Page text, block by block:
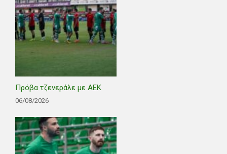
Πρόβα τζενεράλε με ΑΕΚ
06/08/2026